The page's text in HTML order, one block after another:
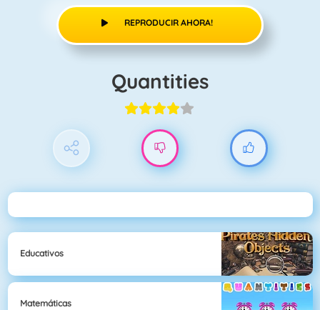
REPRODUCIR AHORA!
Quantities
Educativos
Matemáticas